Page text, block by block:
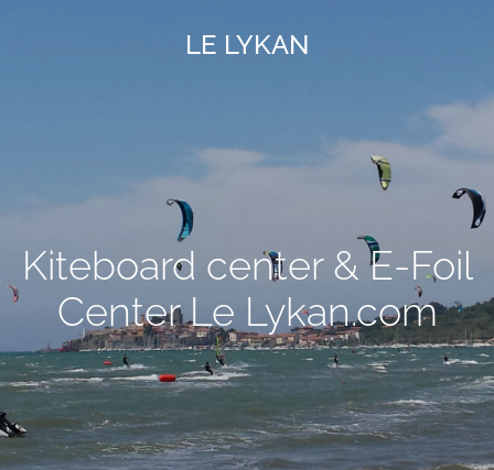
Skip to main contentLE LYKAN
Kiteboard center & E-Foil
Center Le Lykan.com